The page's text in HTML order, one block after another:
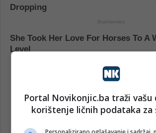
Portal Novikonjic.ba traži vašu
korištenje ličnih podataka za